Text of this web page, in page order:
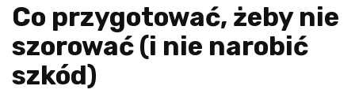
Co przygotować, żeby nie
szorować (i nie narobić
szkód)